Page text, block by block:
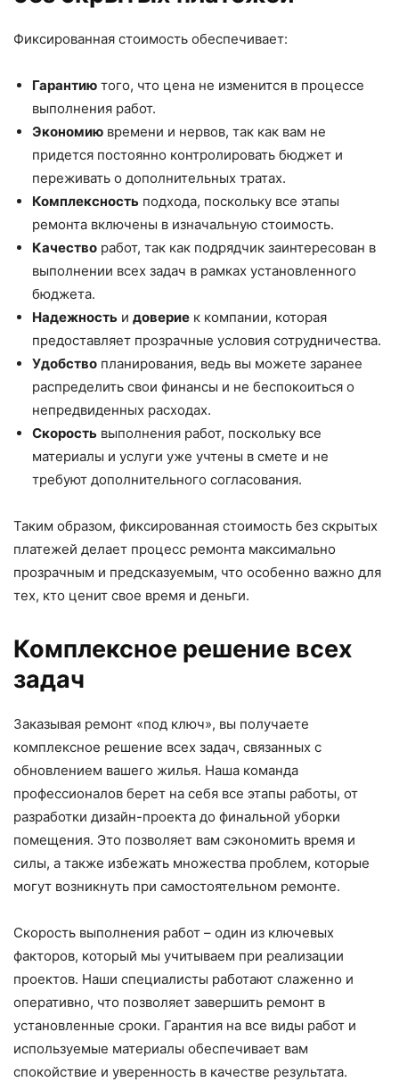
Фиксированная стоимость обеспечивает:
Гарантию того, что цена не изменится в процессе
выполнения работ.
Экономию времени и нервов, так как вам не
придется постоянно контролировать бюджет и
переживать о дополнительных тратах.
Комплексность подхода, поскольку все этапы
ремонта включены в изначальную стоимость.
Качество работ, так как подрядчик заинтересован в
выполнении всех задач в рамках установленного
бюджета.
Надежность и доверие к компании, которая
предоставляет прозрачные условия сотрудничества.
Удобство планирования, ведь вы можете заранее
распределить свои финансы и не беспокоиться о
непредвиденных расходах.
Скорость выполнения работ, поскольку все
материалы и услуги уже учтены в смете и не
требуют дополнительного согласования.
Таким образом, фиксированная стоимость без скрытых
платежей делает процесс ремонта максимально
прозрачным и предсказуемым, что особенно важно для
тех, кто ценит свое время и деньги.
Комплексное решение всех
задач
Заказывая ремонт «под ключ», вы получаете
комплексное решение всех задач, связанных с
обновлением вашего жилья. Наша команда
профессионалов берет на себя все этапы работы, от
разработки дизайн-проекта до финальной уборки
помещения. Это позволяет вам сэкономить время и
силы, а также избежать множества проблем, которые
могут возникнуть при самостоятельном ремонте.
Скорость выполнения работ – один из ключевых
факторов, который мы учитываем при реализации
проектов. Наши специалисты работают слаженно и
оперативно, что позволяет завершить ремонт в
установленные сроки. Гарантия на все виды работ и
используемые материалы обеспечивает вам
спокойствие и уверенность в качестве результата.